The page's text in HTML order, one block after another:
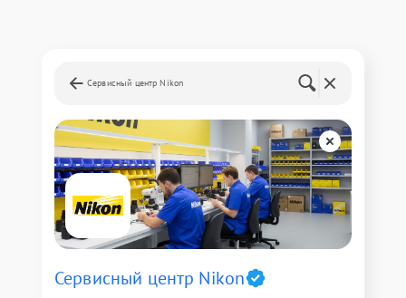
Сервисный центр Nikon
Сервисный центр Nikon